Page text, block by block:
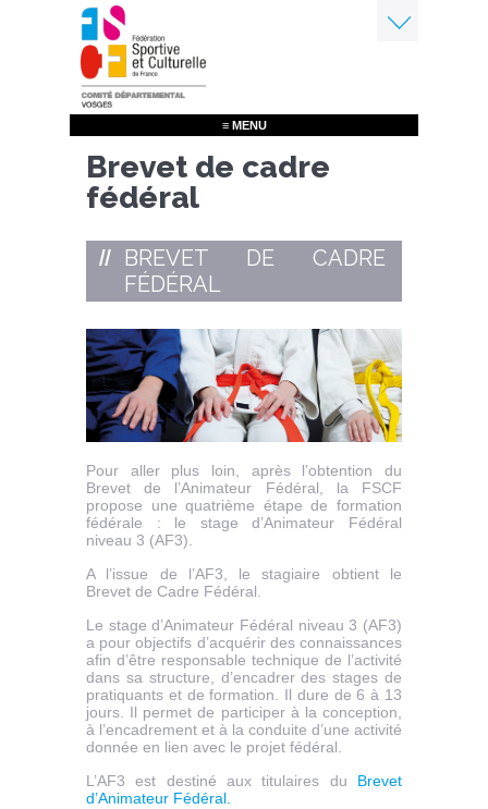
Aller
au
contenu
principal
≡ MENU
Brevet de cadre
fédéral
BREVET DE CADRE
FÉDÉRAL
Pour aller plus loin, après l’obtention du
Brevet de l’Animateur Fédéral, la FSCF
propose une quatrième étape de formation
fédérale : le stage d’Animateur Fédéral
niveau 3 (AF3).
A l’issue de l’AF3, le stagiaire obtient le
Brevet de Cadre Fédéral.
Le stage d’Animateur Fédéral niveau 3 (AF3)
a pour objectifs d’acquérir des connaissances
afin d’être responsable technique de l’activité
dans sa structure, d’encadrer des stages de
pratiquants et de formation. Il dure de 6 à 13
jours. Il permet de participer à la conception,
à l’encadrement et à la conduite d’une activité
donnée en lien avec le projet fédéral.
L’AF3 est destiné aux titulaires du Brevet
d’Animateur Fédéral.